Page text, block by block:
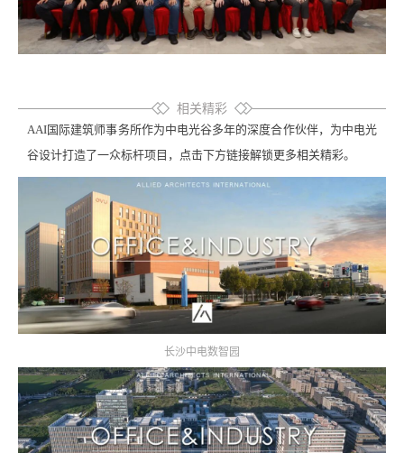
相关精彩
AAI国际建筑师事务所作为中电光谷多年的深度合作伙伴，为中电光
谷设计打造了一众标杆项目，点击下方链接解锁更多相关精彩。
长沙中电数智园